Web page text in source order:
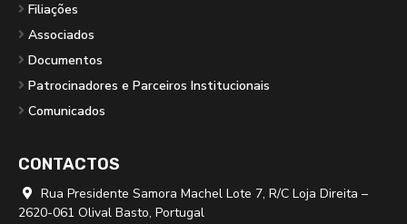
Filiações
Associados
Documentos
Patrocinadores e Parceiros Institucionais
Comunicados
CONTACTOS

Rua Presidente Samora Machel Lote 7, R/C Loja Direita –
2620-061 Olival Basto, Portugal